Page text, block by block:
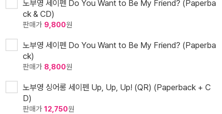
노부영 세이펜 Do You Want to Be My Friend? (Paperba
ck & CD)
판매가 9,800원
노부영 세이펜 Do You Want to Be My Friend? (Paperba
ck)
판매가 8,800원
노부영 싱어롱 세이펜 Up, Up, Up! (QR) (Paperback + C
D)
판매가 12,750원